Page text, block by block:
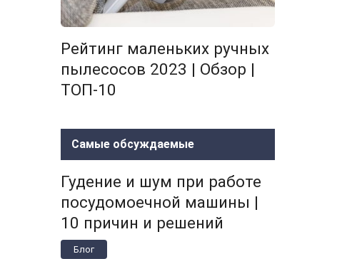
Рейтинг маленьких ручных
пылесосов 2023 | Обзор |
ТОП-10
Самые обсуждаемые
Гудение и шум при работе
посудомоечной машины |
10 причин и решений
Блог